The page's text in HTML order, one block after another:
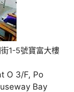
1-5號寶富大樓
O 3/F, Po
Bay